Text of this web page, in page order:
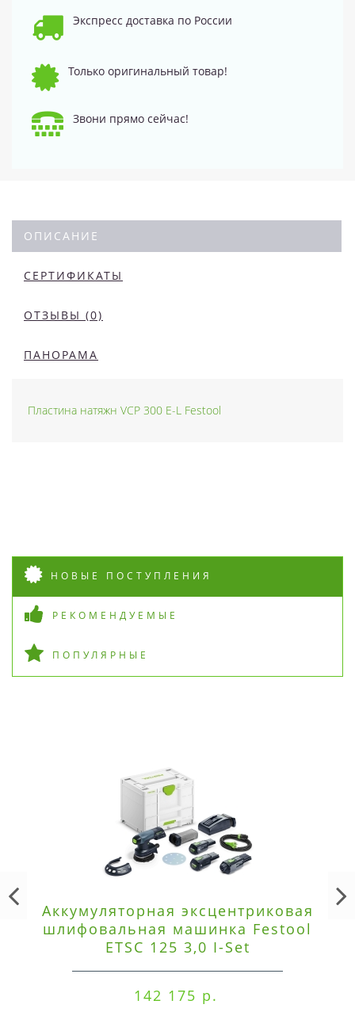
Экспресс доставка по России
Только оригинальный товар!
Звони прямо сейчас!
ОПИСАНИЕ
СЕРТИФИКАТЫ
ОТЗЫВЫ (0)
ПАНОРАМА
Пластина натяжн VCP 300 E-L Festool
НОВЫЕ ПОСТУПЛЕНИЯ
РЕКОМЕНДУЕМЫЕ
ПОПУЛЯРНЫЕ
Аккумуляторная эксцентриковая
шлифовальная машинка Festool
ETSC 125 3,0 I-Set
142 175 р.